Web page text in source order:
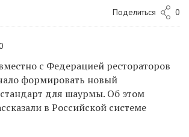
Поделиться 0
с Федерацией рестораторов
формировать новый
для шаурмы. Об этом
в Российской системе